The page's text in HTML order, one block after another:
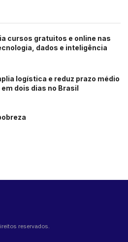
cursos gratuitos e online nas
dados e inteligência
logística e reduz prazo médio
dois dias no Brasil
reservados.